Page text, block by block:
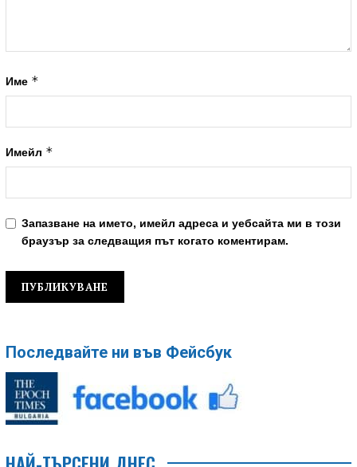
Име *
Имейл *
Запазване на името, имейл адреса и уебсайта ми в този
браузър за следващия път когато коментирам.
Последвайте ни във Фейсбук